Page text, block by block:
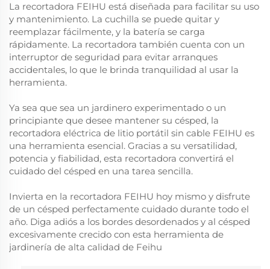
La recortadora FEIHU está diseñada para facilitar su uso
y mantenimiento. La cuchilla se puede quitar y
reemplazar fácilmente, y la batería se carga
rápidamente. La recortadora también cuenta con un
interruptor de seguridad para evitar arranques
accidentales, lo que le brinda tranquilidad al usar la
herramienta.
Ya sea que sea un jardinero experimentado o un
principiante que desee mantener su césped, la
recortadora eléctrica de litio portátil sin cable FEIHU es
una herramienta esencial. Gracias a su versatilidad,
potencia y fiabilidad, esta recortadora convertirá el
cuidado del césped en una tarea sencilla.
Invierta en la recortadora FEIHU hoy mismo y disfrute
de un césped perfectamente cuidado durante todo el
año. Diga adiós a los bordes desordenados y al césped
excesivamente crecido con esta herramienta de
jardinería de alta calidad de Feihu